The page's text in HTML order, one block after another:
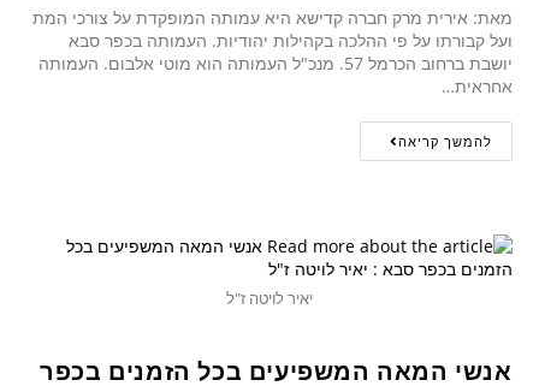
מאת: אירית מרק חברה קדישא היא עמותה המופקדת על צורכי המת
ועל קבורתו על פי ההלכה בקהילות יהודיות. העמותה בכפר סבא
יושבת ברחוב הכרמל 57. מנכ"ל העמותה הוא מוטי אלבום. העמותה
אחראית…
להמשך קריאה
יאיר לויטה ז"ל
אנשי המאה המשפיעים בכל הזמנים בכפר